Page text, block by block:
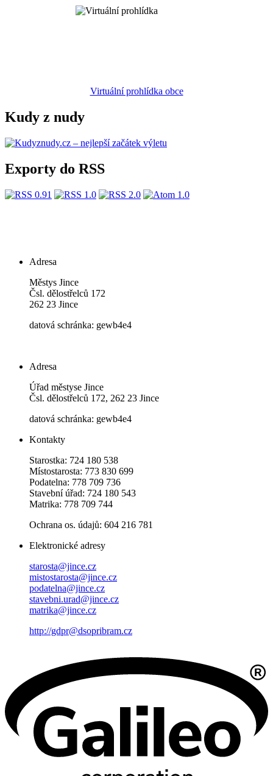
Virtuální prohlídka obce
Kudy z nudy
Exporty do RSS
Adresa
Městys Jince
Čsl. dělostřelců 172
262 23 Jince
datová schránka: gewb4e4
Adresa
Úřad městyse Jince
Čsl. dělostřelců 172, 262 23 Jince
datová schránka: gewb4e4
Kontakty
Starostka: 724 180 538
Místostarosta: 773 830 699
Podatelna: 778 709 736
Stavební úřad: 724 180 543
Matrika: 778 709 744
Ochrana os. údajů: 604 216 781
Elektronické adresy
starosta@jince.cz
mistostarosta@jince.cz
podatelna@jince.cz
stavebni.urad@jince.cz
matrika@jince.cz
http://gdpr@dsopribram.cz